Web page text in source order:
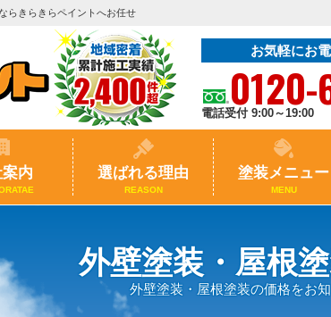
らきらきらペイントへお任せ
お気軽にお
電話受付 9:00～19:00
内 選ばれる理由
REASON
塗装メニュー
MENU
外壁塗装・屋根
外壁塗装・屋根塗装の価格をお